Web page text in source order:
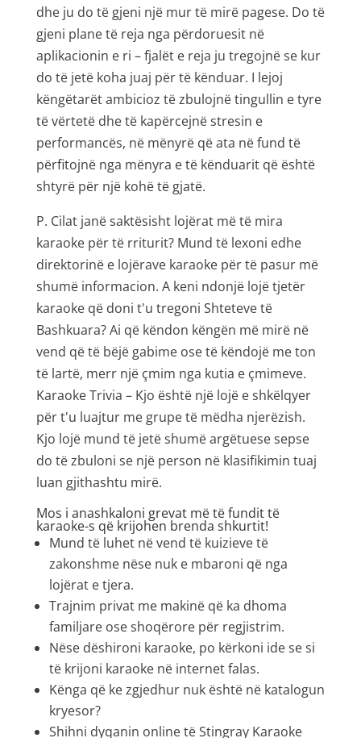
dhe ju do të gjeni një mur të mirë pagese. Do të
gjeni plane të reja nga përdoruesit në
aplikacionin e ri – fjalët e reja ju tregojnë se kur
do të jetë koha juaj për të kënduar. I lejoj
këngëtarët ambicioz të zbulojnë tingullin e tyre
të vërtetë dhe të kapërcejnë stresin e
performancës, në mënyrë që ata në fund të
përfitojnë nga mënyra e të kënduarit që është
shtyrë për një kohë të gjatë.
P. Cilat janë saktësisht lojërat më të mira
karaoke për të rriturit? Mund të lexoni edhe
direktorinë e lojërave karaoke për të pasur më
shumë informacion. A keni ndonjë lojë tjetër
karaoke që doni t'u tregoni Shteteve të
Bashkuara? Ai që këndon këngën më mirë në
vend që të bëjë gabime ose të këndojë me ton
të lartë, merr një çmim nga kutia e çmimeve.
Karaoke Trivia – Kjo është një lojë e shkëlqyer
për t'u luajtur me grupe të mëdha njerëzish.
Kjo lojë mund të jetë shumë argëtuese sepse
do të zbuloni se një person në klasifikimin tuaj
luan gjithashtu mirë.
Mos i anashkaloni grevat më të fundit të
karaoke-s që krijohen brenda shkurtit!
Mund të luhet në vend të kuizieve të
zakonshme nëse nuk e mbaroni që nga
lojërat e tjera.
Trajnim privat me makinë që ka dhoma
familjare ose shoqërore për regjistrim.
Nëse dëshironi karaoke, po kërkoni ide se si
të krijoni karaoke në internet falas.
Kënga që ke zgjedhur nuk është në katalogun
kryesor?
Shihni dyqanin online të Stingray Karaoke